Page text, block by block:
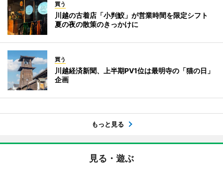
買う
川越の古着店「小判鮫」が営業時間を限定シフト
夏の夜の散策のきっかけに
買う
川越経済新聞、上半期PV1位は最明寺の「猫の日」
企画
もっと見る
見る・遊ぶ